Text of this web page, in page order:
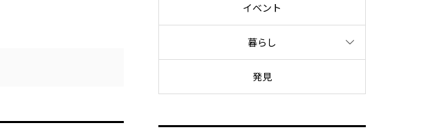
イベント
暮らし
発見